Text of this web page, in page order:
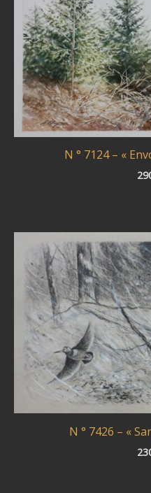
N ° 7124 – «
N ° 7426 – «